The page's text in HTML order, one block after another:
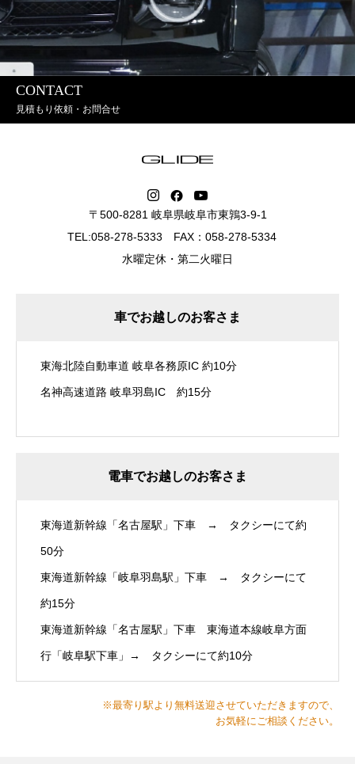
CONTACT
見積もり依頼・お問合せ
〒500-8281 岐阜県岐阜市東鶉3-9-1
TEL:058-278-5333 FAX：058-278-5334
水曜定休・第二火曜日
車でお越しのお客さま
東海北陸自動車道 岐阜各務原IC 約10分
名神高速道路 岐阜羽島IC 約15分
電車でお越しのお客さま
東海道新幹線「名古屋駅」下車 → タクシーにて約
50分
東海道新幹線「岐阜羽島駅」下車 → タクシーにて
約15分
東海道新幹線「名古屋駅」下車 東海道本線岐阜方面
行「岐阜駅下車」→ タクシーにて約10分
※最寄り駅より無料送迎させていただきますので、
お気軽にご相談ください。